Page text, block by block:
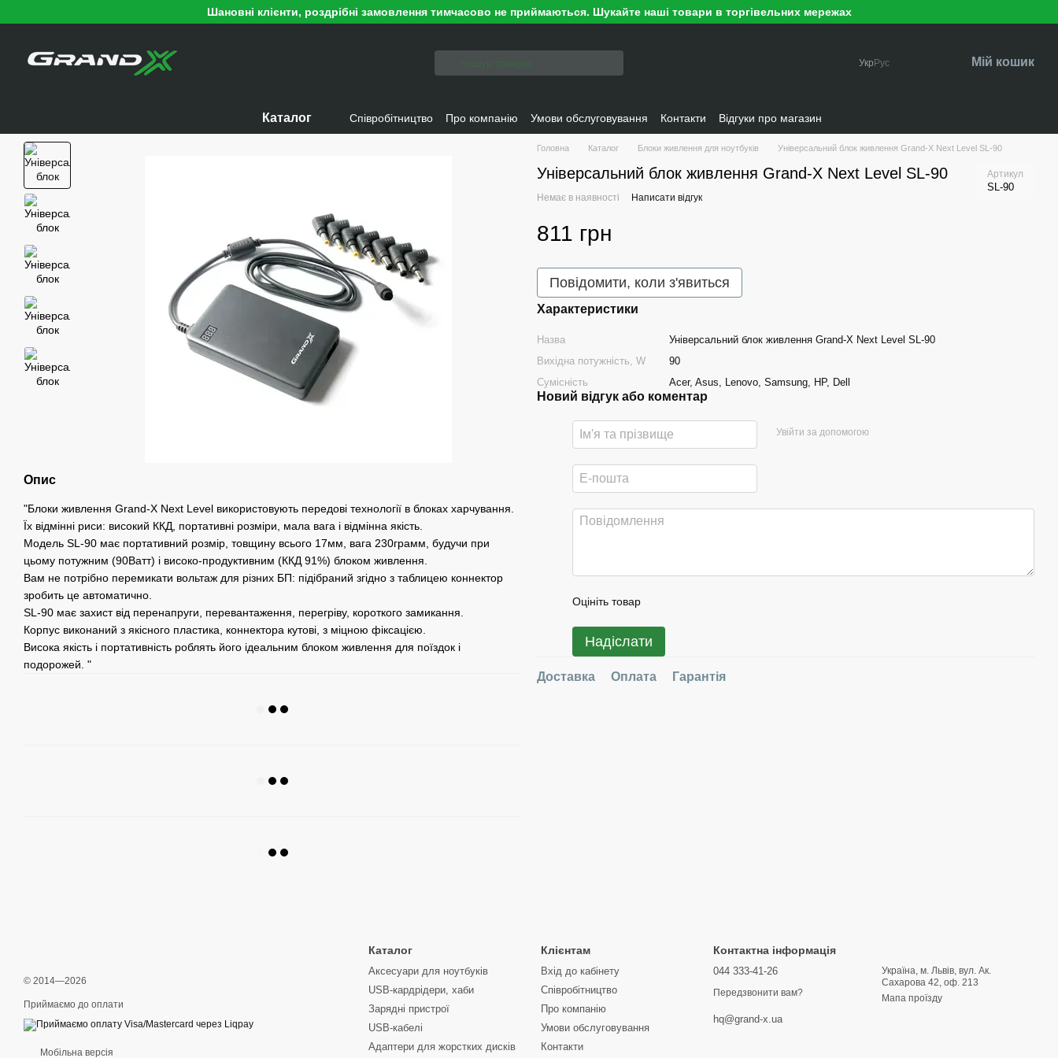
Шановні клієнти, роздрібні замовлення тимчасово не приймаються. Шукайте наші товари в торгівельних мережах
Укр Рус Мій кошик
Каталог Співробітництво Про компанію Умови обслуговування Контакти Відгуки про магазин
Опис
"Блоки живлення Grand-X Next Level використовують передові технології в блоках харчування.
Їх відмінні риси: високий ККД, портативні розміри, мала вага і відмінна якість.
Модель SL-90 має портативний розмір, товщину всього 17мм, вага 230грамм, будучи при
цьому потужним (90Ватт) і високо-продуктивним (ККД 91%) блоком живлення.
Вам не потрібно перемикати вольтаж для різних БП: підібраний згідно з таблицею коннектор
зробить це автоматично.
SL-90 має захист від перенапруги, перевантаження, перегріву, короткого замикання.
Корпус виконаний з якісного пластика, коннектора кутові, з міцною фіксацією.
Висока якість і портативність роблять його ідеальним блоком живлення для поїздок і
подорожей. "
Головна Каталог Блоки живлення для ноутбуків Універсальний блок живлення Grand-X Next Level SL-90
Універсальний блок живлення Grand-X Next Level SL-90 Артикул
SL-90
Немає в наявності Написати відгук
811 грн
Повідомити, коли з'явиться
Характеристики
Назва
Універсальний блок живлення Grand-X Next Level SL-90
Вихідна потужність, W
90
Сумісність
Acer, Asus, Lenovo, Samsung, HP, Dell
Новий відгук або коментар
Увійти за допомогою
Оцініть товар
Надіслати
Доставка Оплата Гарантія
© 2014—2026
Приймаємо до оплати
Мобільна версія
Каталог
Аксесуари для ноутбуків
USB-кардрідери, хаби
Зарядні пристрої
USB-кабелі
Адаптери для жорстких дисків
Клієнтам
Вхід до кабінету
Співробітництво
Про компанію
Умови обслуговування
Контакти
Контактна інформація
044 333-41-26
Передзвонити вам?
hq@grand-x.ua
Україна, м. Львів, вул. Ак.
Сахарова 42, оф. 213
Мапа проїзду